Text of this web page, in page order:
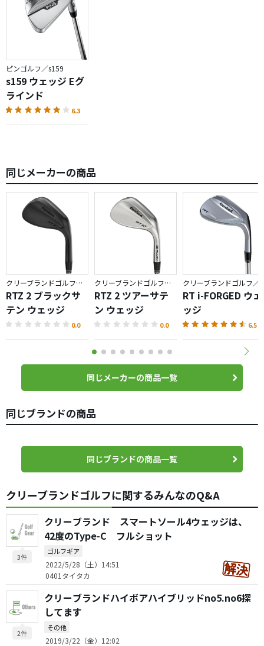
ピンゴルフ／s159
s159 ウェッジ Eグ
ラインド
6.3
同じメーカーの商品
クリーブランドゴルフ／RTZ
RTZ 2 ブラックサ
テン ウェッジ
0.0
クリーブランドゴルフ／RTZ
RTZ 2 ツアーサテ
ン ウェッジ
0.0
クリーブランドゴルフ／
RT i-FORGED ウェ
ッジ
6.5
同じメーカーの商品一覧
同じブランドの商品
同じブランドの商品一覧
クリーブランドゴルフに関するみんなのQ&A
3件
クリーブランド スマートソール4ウェッジは、
42度のType-C フルショット
ゴルフギア
2022/5/28（土）14:51
0401タイタカ
2件
クリーブランドハイボアハイブリッドno5.no6探
してます
その他
2019/3/22（金）12:02